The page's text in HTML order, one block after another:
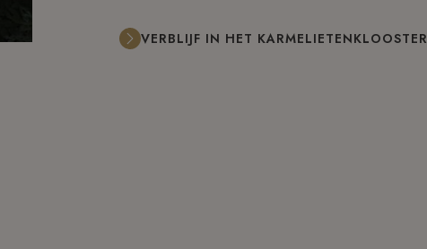
VERBLIJF IN HET KARMELIETENKLOOSTER